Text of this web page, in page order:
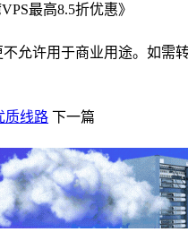
最高8.5折优惠》
允许用于商业用途。如需
质线路 下一篇